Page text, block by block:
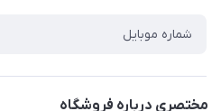
مختصری درباره فروشگاه